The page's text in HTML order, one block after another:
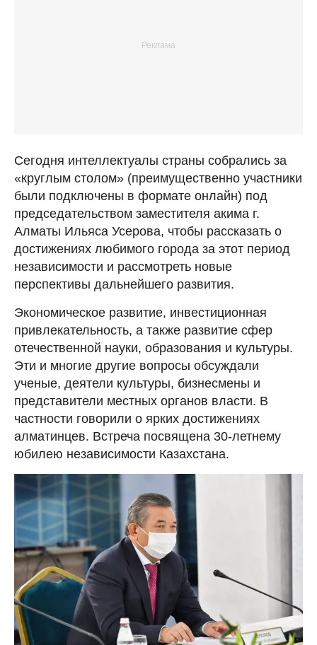
Сегодня интеллектуалы страны собрались за
«круглым столом» (преимущественно участники
были подключены в формате онлайн) под
председательством заместителя акима г.
Алматы Ильяса Усерова, чтобы рассказать о
достижениях любимого города за этот период
независимости и рассмотреть новые
перспективы дальнейшего развития.
Экономическое развитие, инвестиционная
привлекательность, а также развитие сфер
отечественной науки, образования и культуры.
Эти и многие другие вопросы обсуждали
ученые, деятели культуры, бизнесмены и
представители местных органов власти. В
частности говорили о ярких достижениях
алматинцев. Встреча посвящена 30-летнему
юбилею независимости Казахстана.